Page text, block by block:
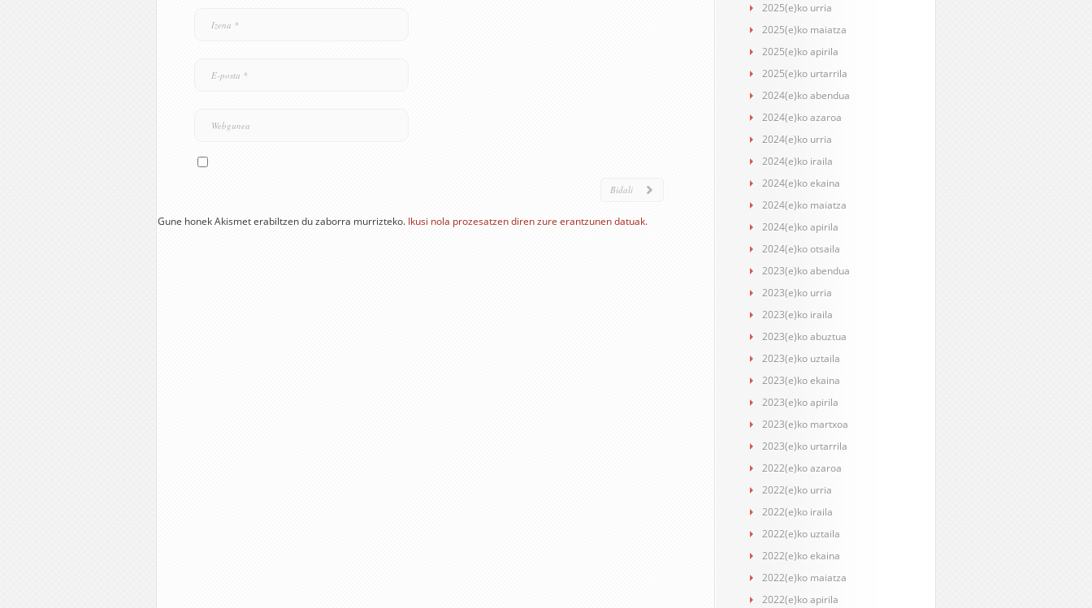
Gune honek Akismet erabiltzen du zaborra murrizteko. Ikusi nola prozesatzen diren zure erantzunen datuak.
2025(e)ko urria
2025(e)ko maiatza
2025(e)ko apirila
2025(e)ko urtarrila
2024(e)ko abendua
2024(e)ko azaroa
2024(e)ko urria
2024(e)ko iraila
2024(e)ko ekaina
2024(e)ko maiatza
2024(e)ko apirila
2024(e)ko otsaila
2023(e)ko abendua
2023(e)ko urria
2023(e)ko iraila
2023(e)ko abuztua
2023(e)ko uztaila
2023(e)ko ekaina
2023(e)ko apirila
2023(e)ko martxoa
2023(e)ko urtarrila
2022(e)ko azaroa
2022(e)ko urria
2022(e)ko iraila
2022(e)ko uztaila
2022(e)ko ekaina
2022(e)ko maiatza
2022(e)ko apirila